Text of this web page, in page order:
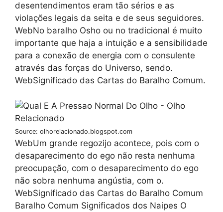
desentendimentos eram tão sérios e as
violações legais da seita e de seus seguidores.
WebNo baralho Osho ou no tradicional é muito
importante que haja a intuição e a sensibilidade
para a conexão de energia com o consulente
através das forças do Universo, sendo.
WebSignificado das Cartas do Baralho Comum.
Source: olhorelacionado.blogspot.com
WebUm grande regozijo acontece, pois com o
desaparecimento do ego não resta nenhuma
preocupação, com o desaparecimento do ego
não sobra nenhuma angústia, com o.
WebSignificado das Cartas do Baralho Comum
Baralho Comum Significados dos Naipes O